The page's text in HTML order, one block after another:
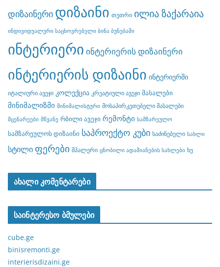
დიზაინერი დიზაინი თეთრი ილია ზაქარაია
ინდივიდუალური საცხოვრებელი ბინა ბუნებაში
ინტერიერი ინტერიერის დიზაინერი
ინტერიერის დიზაინი ინტერიერში
იტალიური ავეჯი კოლექცია კრეატიული ავეჯი მასალები
მინიმალიზმი მინიმალისტური მოსაპირკეთებელი მასალები
მცენარეები მწვანე რბილი ავეჯი რემონტი სამზარეულო
სამზარეულოს დიზაინი საპროექტო კუბი საძინებელი სახლი
სტილი ფერები შპალერი ცნობილი ადამიანების სახლები ხე
ახალი კომენტარები
საინტერესო ბმულები
cube.ge
binisremonti.ge
interierisdizaini.ge